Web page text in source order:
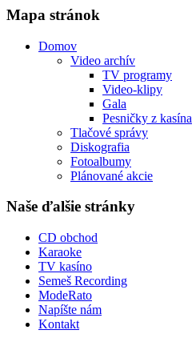
Mapa stránok
Domov
Video archív
TV programy
Video-klipy
Gala
Pesničky z kasína
Tlačové správy
Diskografia
Fotoalbumy
Plánované akcie
Naše ďalšie stránky
CD obchod
Karaoke
TV kasíno
Semeš Recording
ModeRato
Napíšte nám
Kontakt